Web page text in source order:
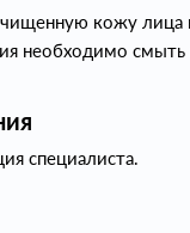
кожу лица
необходимо смыть
специалиста.